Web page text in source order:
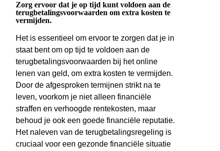
Zorg ervoor dat je op tijd kunt voldoen aan de
terugbetalingsvoorwaarden om extra kosten te
vermijden.
Het is essentieel om ervoor te zorgen dat je in
staat bent om op tijd te voldoen aan de
terugbetalingsvoorwaarden bij het online
lenen van geld, om extra kosten te vermijden.
Door de afgesproken termijnen strikt na te
leven, voorkom je niet alleen financiële
straffen en verhoogde rentekosten, maar
behoud je ook een goede financiële reputatie.
Het naleven van de terugbetalingsregeling is
cruciaal voor een gezonde financiële situatie